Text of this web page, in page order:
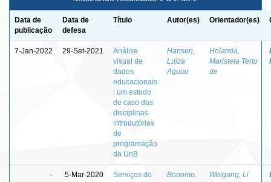
Data de
publicação
Data de
defesa
Título Autor(es) Orientador(es)
7-Jan-2022 29-Set-2021
Análise
visual de
dados
educacionais
: um estudo
de caso das
disciplinas
introdutórias
de
programação
da UnB
Hansen,
Luiza
Aguiar
Holanda,
Maristela Terto
de
- 5-Mar-2020
Serviços do
Bonomo,
Weigang, Li